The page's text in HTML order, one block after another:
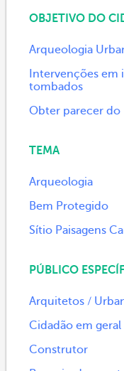
OBJETIVO DO
Arqueologia
Intervenções
tombados
Obter parecer do
TEMA
Arqueologia
Bem Protegido
Sítio Paisagens
PÚBLICO
Arquitetos /
Cidadão em geral
Construtor